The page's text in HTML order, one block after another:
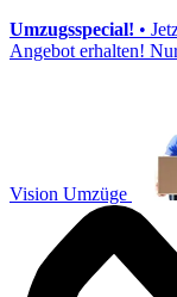
Umzugsspecial! •
Angebot erhalten!
Vision Umzüge